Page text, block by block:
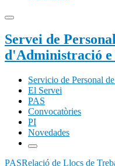
Servei de
d'Administració e
Servicio de Personal
El Servei
PAS
Convocatòries
PI
Novedades
PASRelació de Llocs de